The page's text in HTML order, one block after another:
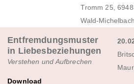
Tromm 25,
Wald-Michelbach
Entfremdungsmuster
in Liebesbeziehungen
Verstehen und Aufbrechen
Download